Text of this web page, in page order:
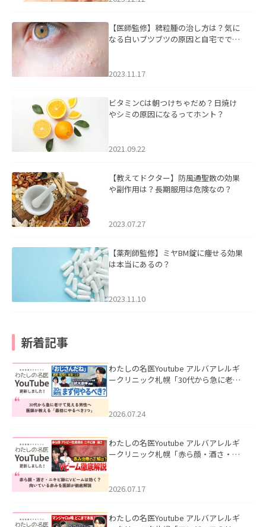
【医師監修】稗粒腫の治し方は？気に
なる白いブツブツの原因と自宅ででき
2023.11.17
ビタミンCは朝つけちゃだめ？日焼け
やシミの原因になるってホント？
2021.09.22
【教えてドクター】防風通聖散の効果
や副作用は？長期服用は危険なの？
2023.07.27
【薬剤師監修】ミヤBM錠に痩せる効果
は本当にあるの？
2023.11.10
新着記事
わたしの名医Youtube アルバアレルギ
ークリニック札幌「30代から急に老け
た。
2026.07.24
わたしの名医Youtube アルバアレルギ
ークリニック札幌「赤ら顔・酒さ・ニ
した。
2026.07.17
わたしの名医Youtube アルバアレルギ